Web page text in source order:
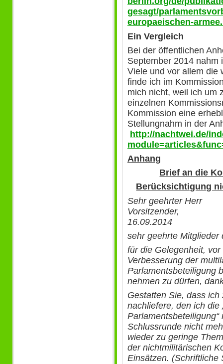
gesagt/
europaeischen-
Ein Vergleich
Bei der öffentlichen
September 2014 nahm
Viele und vor allem die
finde ich im
mich nicht, weil ich um
einzelnen
Kommission eine
Stellungnahm in der
http://nachtwei.de/
Anhang
Brief an die
Berücksichtigung
Sehr geehrter Herr
16.09.2014
sehr geehrte Mitglieder
für die Gelegenheit,
Verbesserung der
Parlamentsbeteiligung
nehmen zu dürfen,
Gestatten Sie, dass
nachliefere, den ich die
Schlussrunde nicht
wieder zu geringe
der nichtmilitärischen
Einsätzen. (Schriftliche